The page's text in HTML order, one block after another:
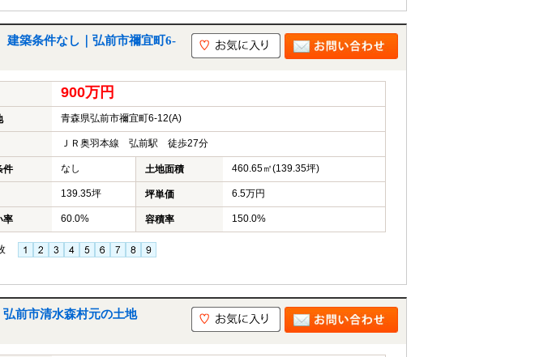
築条件なし｜弘前市禰宜町6-
900万円
青森県弘前市禰宜町6-12(A)
ＪＲ奥羽本線 弘前駅 徒歩27分
件 なし 土地面積 460.65㎡(139.35坪)
139.35坪 坪単価 6.5万円
率 60.0% 容積率 150.0%
前市清水森村元の土地